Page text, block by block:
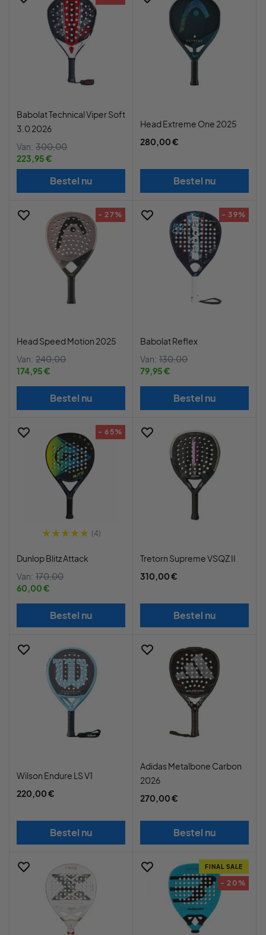
Babolat Technical Viper Soft
3.0 2026
Van: 300,00
223,95 €
Bestel nu
Head Extreme One 2025
280,00 €
Bestel nu
- 27%
Head Speed Motion 2025
Van: 240,00
174,95 €
Bestel nu
- 39%
Babolat Reflex
Van: 130,00
79,95 €
Bestel nu
- 65%
(4)
Dunlop Blitz Attack
Van: 170,00
60,00 €
Bestel nu
Tretorn Supreme VSQZ II
310,00 €
Bestel nu
Wilson Endure LS V1
220,00 €
Bestel nu
Adidas Metalbone Carbon
2026
270,00 €
Bestel nu
FINAL SALE
- 20%